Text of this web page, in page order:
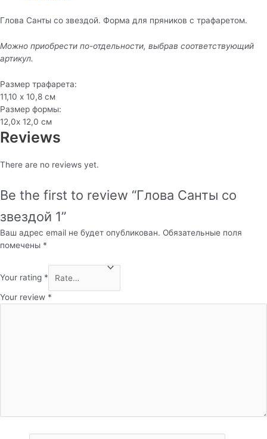
Глова Санты со звездой. Форма для пряников с трафаретом.
Можно приобрести по-отдельности, выбрав соответствующий
артикул.
Размер трафарета:
11,10 х 10,8 см
Размер формы:
12,0х 12,0 см
Reviews
There are no reviews yet.
Be the first to review “Глова Санты со
звездой 1”
Ваш адрес email не будет опубликован. Обязательные поля
помечены *
Your rating *
Your review *